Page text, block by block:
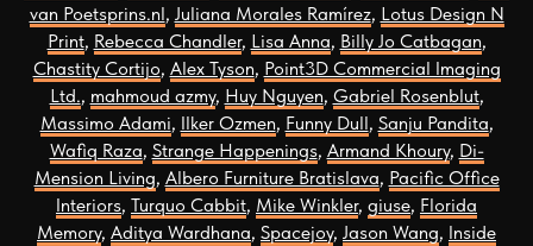
van Poetsprins.nl, Juliana Morales Ramírez, Lotus Design N
Print, Rebecca Chandler, Lisa Anna, Billy Jo Catbagan,
Chastity Cortijo, Alex Tyson, Point3D Commercial Imaging
Ltd., mahmoud azmy, Huy Nguyen, Gabriel Rosenblut,
Massimo Adami, Ilker Ozmen, Funny Dull, Sanju Pandita,
Wafiq Raza, Strange Happenings, Armand Khoury, Di-
Mension Living, Albero Furniture Bratislava, Pacific Office
Interiors, Turquo Cabbit, Mike Winkler, giuse, Florida
Memory, Aditya Wardhana, Spacejoy, Jason Wang, Inside